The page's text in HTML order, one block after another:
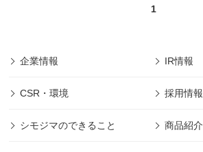
1
企業情報 IR情報
CSR・環境 採用情報
シモジマのできること 商品紹介